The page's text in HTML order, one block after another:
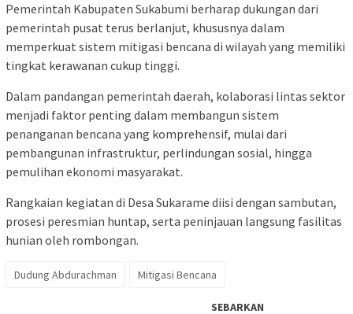
Pemerintah Kabupaten Sukabumi berharap dukungan dari
pemerintah pusat terus berlanjut, khususnya dalam
memperkuat sistem mitigasi bencana di wilayah yang memiliki
tingkat kerawanan cukup tinggi.
Dalam pandangan pemerintah daerah, kolaborasi lintas sektor
menjadi faktor penting dalam membangun sistem
penanganan bencana yang komprehensif, mulai dari
pembangunan infrastruktur, perlindungan sosial, hingga
pemulihan ekonomi masyarakat.
Rangkaian kegiatan di Desa Sukarame diisi dengan sambutan,
prosesi peresmian huntap, serta peninjauan langsung fasilitas
hunian oleh rombongan.
Dudung Abdurachman Mitigasi Bencana
SEBARKAN